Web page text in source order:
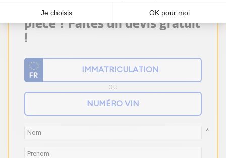
Vous ne trouvez pas votre
pièce ? Faites un devis gratuit
!
OU
*